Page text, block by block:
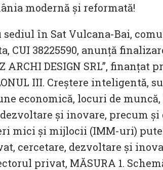
modernă și reformată!
sediul în Sat Vulcana-Bai,
CUI 38225590, anunţă
ARCHI DESIGN SRL”, finanțat
III. Creștere inteligentă,
economică, locuri de
și inovare, precum
mici și mijlocii (IMM-uri)
cercetare, dezvoltare și
privat, MĂSURA 1.